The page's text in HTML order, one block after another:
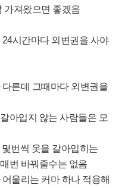
가져왔으면 좋겠음
시간마다 외변권을 사야
른데 그때마다 외변권을
아입지 않는 사람들은 모
번씩 옷을 갈아입히는
번 바꿔줄수는 없음
울리는 커마 하나 적용해